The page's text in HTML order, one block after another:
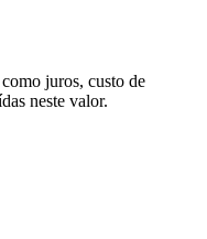
juros, custo de
neste valor.